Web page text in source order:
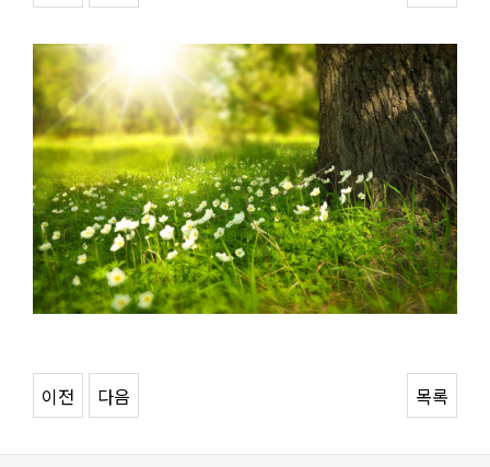
Content
이전 다음 목록